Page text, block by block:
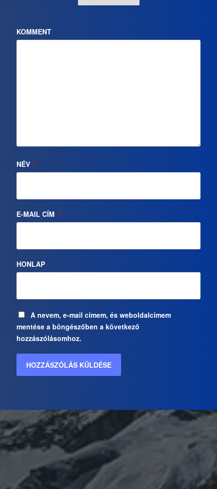
KOMMENT
NÉV *
E-MAIL CÍM *
HONLAP
A nevem, e-mail címem, és weboldalcímem
mentése a böngészőben a következő
hozzászólásomhoz.